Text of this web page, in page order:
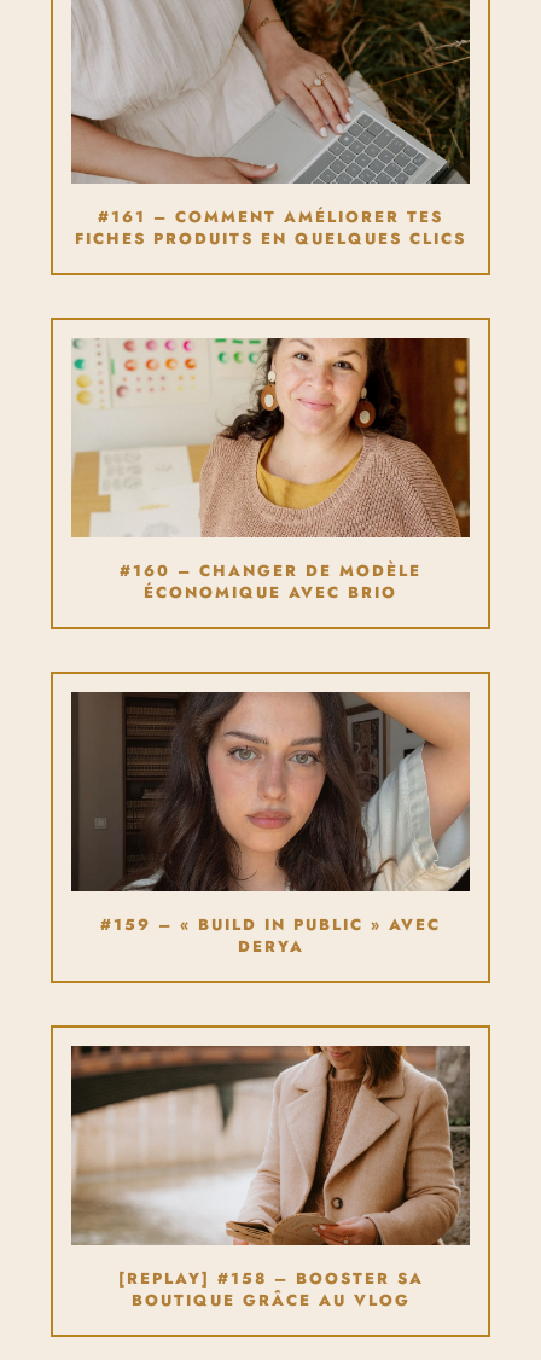
#161 – COMMENT AMÉLIORER TES
FICHES PRODUITS EN QUELQUES CLICS
#160 – CHANGER DE MODÈLE
ÉCONOMIQUE AVEC BRIO
#159 – « BUILD IN PUBLIC » AVEC
DERYA
[REPLAY] #158 – BOOSTER SA
BOUTIQUE GRÂCE AU VLOG